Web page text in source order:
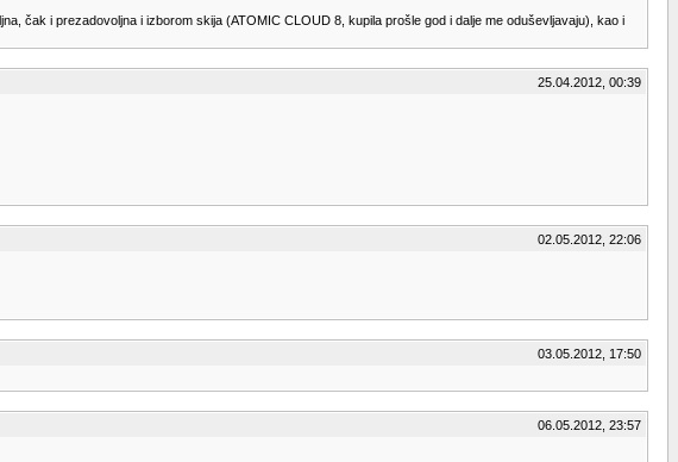
čak i prezadovoljna i izborom skija (ATOMIC CLOUD 8, kupila prošle god i dalje me oduševljavaju), kao i
25.04.2012, 00:39
02.05.2012, 22:06
03.05.2012, 17:50
06.05.2012, 23:57